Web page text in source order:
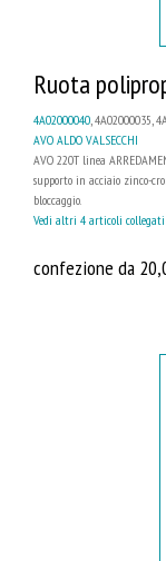
Ruota
4A02000040 , 4A02000035,
AVO ALDO VALSECCHI
AVO 220T linea
supporto in acciaio zinco-
bloccaggio.
Vedi altri 4 articoli collegati
confezione da